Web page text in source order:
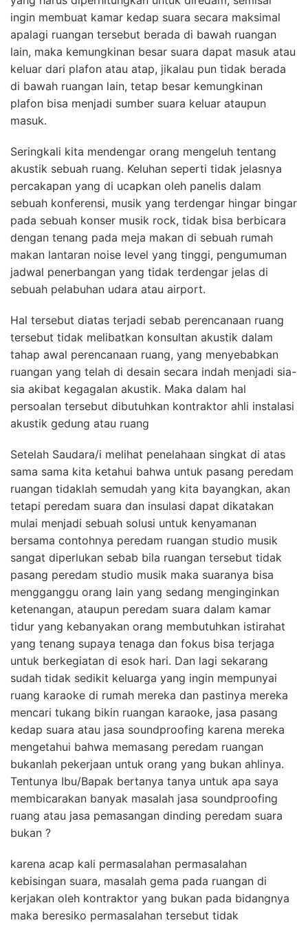
ingin membuat kamar kedap suara secara maksimal
apalagi ruangan tersebut berada di bawah ruangan
lain, maka kemungkinan besar suara dapat masuk atau
keluar dari plafon atau atap, jikalau pun tidak berada
di bawah ruangan lain, tetap besar kemungkinan
plafon bisa menjadi sumber suara keluar ataupun
masuk.
Seringkali kita mendengar orang mengeluh tentang
akustik sebuah ruang. Keluhan seperti tidak jelasnya
percakapan yang di ucapkan oleh panelis dalam
sebuah konferensi, musik yang terdengar hingar bingar
pada sebuah konser musik rock, tidak bisa berbicara
dengan tenang pada meja makan di sebuah rumah
makan lantaran noise level yang tinggi, pengumuman
jadwal penerbangan yang tidak terdengar jelas di
sebuah pelabuhan udara atau airport.
Hal tersebut diatas terjadi sebab perencanaan ruang
tersebut tidak melibatkan konsultan akustik dalam
tahap awal perencanaan ruang, yang menyebabkan
ruangan yang telah di desain secara indah menjadi sia-
sia akibat kegagalan akustik. Maka dalam hal
persoalan tersebut dibutuhkan kontraktor ahli instalasi
akustik gedung atau ruang
Setelah Saudara/i melihat penelahaan singkat di atas
sama sama kita ketahui bahwa untuk pasang peredam
ruangan tidaklah semudah yang kita bayangkan, akan
tetapi peredam suara dan insulasi dapat dikatakan
mulai menjadi sebuah solusi untuk kenyamanan
bersama contohnya peredam ruangan studio musik
sangat diperlukan sebab bila ruangan tersebut tidak
pasang peredam studio musik maka suaranya bisa
mengganggu orang lain yang sedang menginginkan
ketenangan, ataupun peredam suara dalam kamar
tidur yang kebanyakan orang membutuhkan istirahat
yang tenang supaya tenaga dan fokus bisa terjaga
untuk berkegiatan di esok hari. Dan lagi sekarang
sudah tidak sedikit keluarga yang ingin mempunyai
ruang karaoke di rumah mereka dan pastinya mereka
mencari tukang bikin ruangan karaoke, jasa pasang
kedap suara atau jasa soundproofing karena mereka
mengetahui bahwa memasang peredam ruangan
bukanlah pekerjaan untuk orang yang bukan ahlinya.
Tentunya Ibu/Bapak bertanya tanya untuk apa saya
membicarakan banyak masalah jasa soundproofing
ruang atau jasa pemasangan dinding peredam suara
bukan ?
karena acap kali permasalahan permasalahan
kebisingan suara, masalah gema pada ruangan di
kerjakan oleh kontraktor yang bukan pada bidangnya
maka beresiko permasalahan tersebut tidak